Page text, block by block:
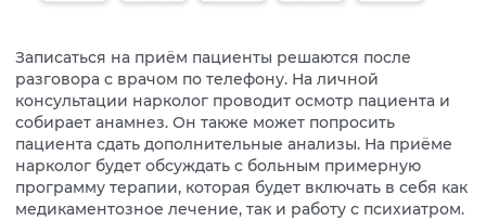
Записаться на приём пациенты решаются после
разговора с врачом по телефону. На личной
консультации нарколог проводит осмотр пациента и
собирает анамнез. Он также может попросить
пациента сдать дополнительные анализы. На приёме
нарколог будет обсуждать с больным примерную
программу терапии, которая будет включать в себя как
медикаментозное лечение, так и работу с психиатром.